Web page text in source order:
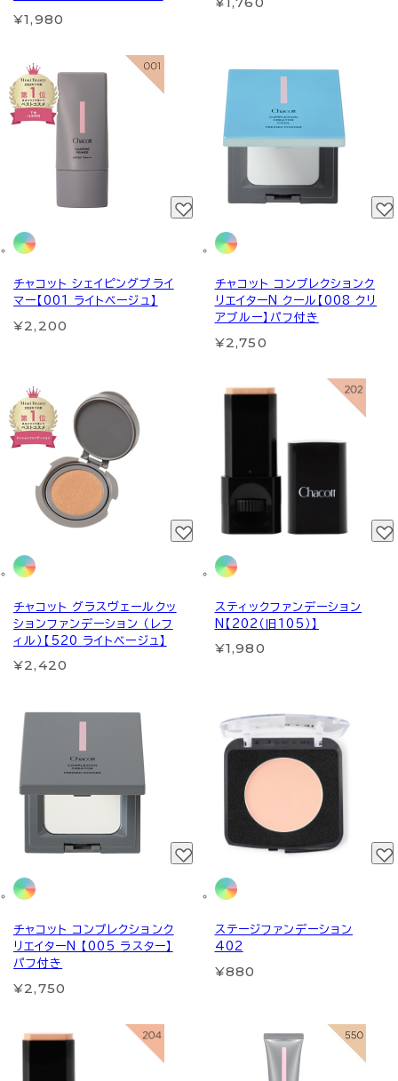
¥1,980
チャコット シェイピングプライ
マー【001 ライトベージュ】
¥2,200
チャコット コンプレクションク
リエイターN クール【008 クリ
アブルー】パフ付き
¥2,750
チャコット グラスヴェールクッ
ションファンデーション （レフ
ィル）【520 ライトベージュ】
¥2,420
スティックファンデーション
N【202（旧105）】
¥1,980
チャコット コンプレクションク
リエイターN 【005 ラスター】
パフ付き
¥2,750
ステージファンデーション
402
¥880